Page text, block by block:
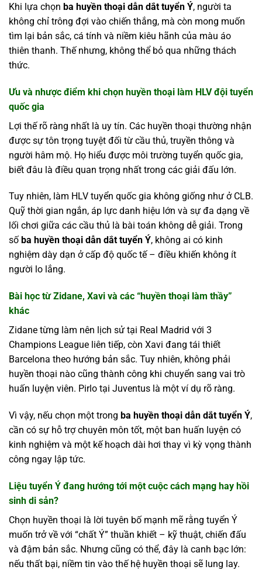
Khi lựa chọn ba huyền thoại dẫn dắt tuyển Ý, người ta
không chỉ trông đợi vào chiến thắng, mà còn mong muốn
tìm lại bản sắc, cá tính và niềm kiêu hãnh của màu áo
thiên thanh. Thế nhưng, không thể bỏ qua những thách
thức.
Ưu và nhược điểm khi chọn huyền thoại làm HLV đội tuyển
quốc gia
Lợi thế rõ ràng nhất là uy tín. Các huyền thoại thường nhận
được sự tôn trọng tuyệt đối từ cầu thủ, truyền thông và
người hâm mộ. Họ hiểu được môi trường tuyển quốc gia,
biết đâu là điều quan trọng nhất trong các giải đấu lớn.
Tuy nhiên, làm HLV tuyển quốc gia không giống như ở CLB.
Quỹ thời gian ngắn, áp lực danh hiệu lớn và sự đa dạng về
lối chơi giữa các cầu thủ là bài toán không dễ giải. Trong
số ba huyền thoại dẫn dắt tuyển Ý, không ai có kinh
nghiệm dày dạn ở cấp độ quốc tế – điều khiến không ít
người lo lắng.
Bài học từ Zidane, Xavi và các “huyền thoại làm thầy”
khác
Zidane từng làm nên lịch sử tại Real Madrid với 3
Champions League liên tiếp, còn Xavi đang tái thiết
Barcelona theo hướng bản sắc. Tuy nhiên, không phải
huyền thoại nào cũng thành công khi chuyển sang vai trò
huấn luyện viên. Pirlo tại Juventus là một ví dụ rõ ràng.
Vì vậy, nếu chọn một trong ba huyền thoại dẫn dắt tuyển Ý,
cần có sự hỗ trợ chuyên môn tốt, một ban huấn luyện có
kinh nghiệm và một kế hoạch dài hơi thay vì kỳ vọng thành
công ngay lập tức.
Liệu tuyển Ý đang hướng tới một cuộc cách mạng hay hồi
sinh di sản?
Chọn huyền thoại là lời tuyên bố mạnh mẽ rằng tuyển Ý
muốn trở về với “chất Ý” thuần khiết – kỹ thuật, chiến đấu
và đậm bản sắc. Nhưng cũng có thể, đây là canh bạc lớn:
nếu thất bại, niềm tin vào thế hệ huyền thoại sẽ lung lay.